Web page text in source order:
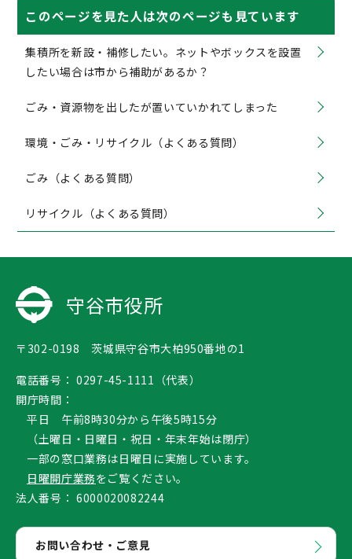
このページを見た人は次のページも見ています
集積所を新設・補修したい。ネットやボックスを設置
したい場合は市から補助があるか？
ごみ・資源物を出したが置いていかれてしまった
環境・ごみ・リサイクル（よくある質問）
ごみ（よくある質問）
リサイクル（よくある質問）
守谷市役所
〒302-0198 茨城県守谷市大柏950番地の1
電話番号： 0297-45-1111（代表）
開庁時間：
平日 午前8時30分から午後5時15分
（土曜日・日曜日・祝日・年末年始は閉庁）
一部の窓口業務は日曜日に実施しています。
日曜開庁業務をご覧ください。
法人番号： 6000020082244
お問い合わせ・ご意見